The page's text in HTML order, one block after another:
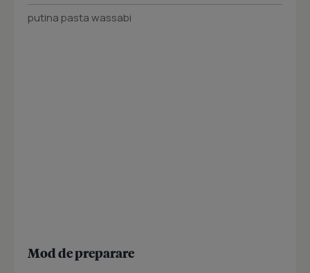
putina pasta wassabi
Mod de preparare